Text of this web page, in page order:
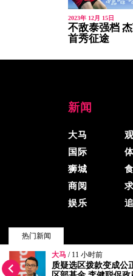
热门新闻
大马 / 11 小时前
质疑选区拨款变成公
2023年 12月 15日
不敌泰强档
首秀征途
新闻
大马
国际
狮城
商阅
娱乐
© 2026, 精彩大马